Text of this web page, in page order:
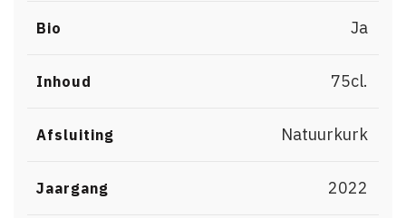
Bio Ja
Inhoud 75cl.
Afsluiting Natuurkurk
Jaargang 2022